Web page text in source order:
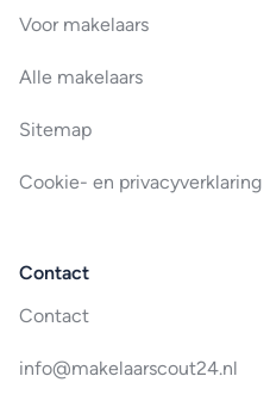
Voor makelaars
Alle makelaars
Sitemap
Cookie- en privacyverklaring
Contact
Contact
info@makelaarscout24.nl